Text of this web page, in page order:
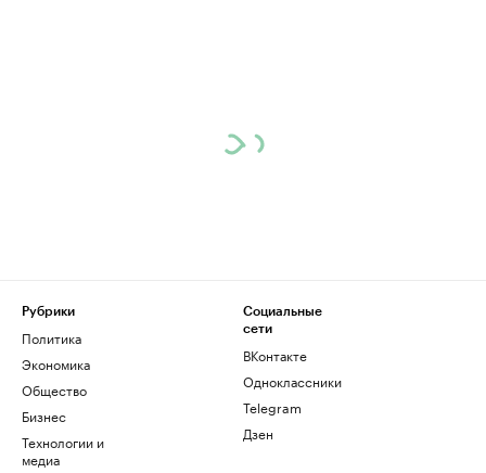
Рубрики
Политика
Экономика
Общество
Бизнес
Технологии и
медиа
Социальные
сети
ВКонтакте
Одноклассники
Telegram
Дзен